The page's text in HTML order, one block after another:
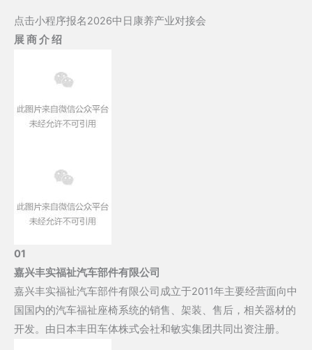
点击小程序报名2026中日康养产业对接会
展 商 介 绍
01
嘉兴丰实福祉汽车部件有限公司
嘉兴丰实福祉汽车部件有限公司成立于2011年主要经营面向中
国国内的汽车福祉座椅系统的销售、架装、售后，相关器材的
开发。由日本丰田车体株式会社和敏实集团共同出资注册。